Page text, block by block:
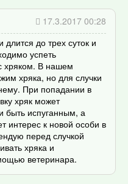
17.3.2017 00:28
длится до трех суток и
успеть
хряком. В нашем
хряка, но для случки
При попадании в
хряк может
быть испуганным, а
интерес к новой особи в
перед случкой
хряка и
ветеринара.